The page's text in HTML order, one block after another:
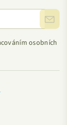
osobních